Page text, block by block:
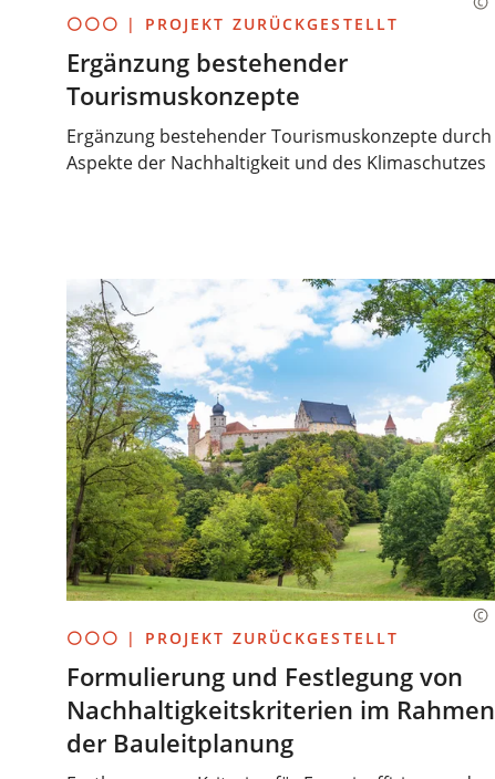
⚪⚪⚪ | PROJEKT ZURÜCKGESTELLT
Ergänzung bestehender
Tourismuskonzepte
Ergänzung bestehender Tourismuskonzepte durch
Aspekte der Nachhaltigkeit und des Klimaschutzes
⚪⚪⚪ | PROJEKT ZURÜCKGESTELLT
Formulierung und Festlegung von
Nachhaltigkeitskriterien im Rahmen
der Bauleitplanung